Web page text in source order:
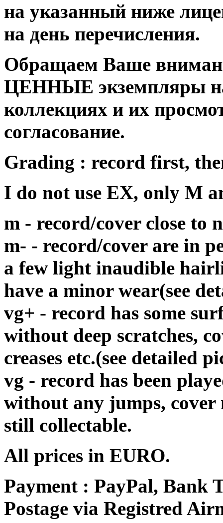
на указанный ниже
на день перечисления.
Обращаем Ваше
ЦЕННЫЕ экземпляры
коллекциях и их
согласование.
Grading : record first,
I do not use EX, only M
m - record/cover close
m- - record/cover are in
a few light inaudible
have a minor wear(see
vg+ - record has some
without deep scratches,
creases etc.(see detailed
vg - record has been
without any jumps, cover
still collectable.
All prices in EURO.
Payment : PayPal, Bank
Postage via Registred